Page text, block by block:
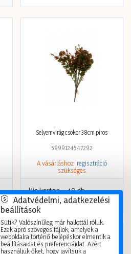
Selyemvirág csokor 38cm piros
5999124547292
A vásárláshoz regisztráció
szükséges.
Kis karton
48 db
Nagy karton192 db
Adatvédelmi, adatkezelési
beállítások
Sütik? Valószínűleg már hallottál róluk.
Ezek apró szöveges fájlok, amelyek a
weboldalra történő belépéskor elmentik a
beállításaidat és preferenciáidat. Azért
használjuk őket, hogy javítsuk a